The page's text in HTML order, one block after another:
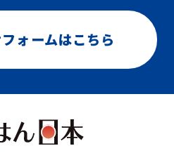
ォームはこちら